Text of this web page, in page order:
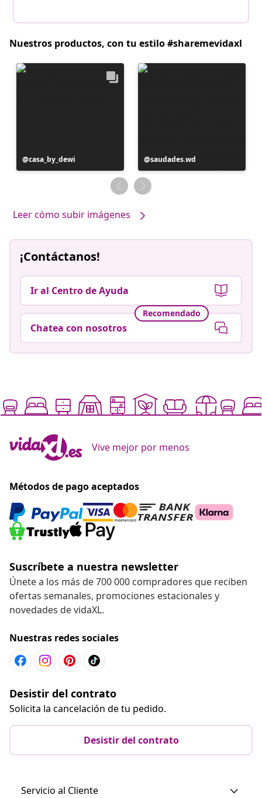
Nuestros productos, con tu estilo #sharemevidaxl
Publicación
realizada
casa_by_dewi
Publicación
realizada
por
saudades.wd
Leer cómo subir imágenes
¡Contáctanos!
Ir al Centro de Ayuda
Recomendado
Chatea con nosotros
Vive mejor por menos
Métodos de pago aceptados
Suscríbete a nuestra newsletter
Únete a los más de 700 000 compradores que reciben
ofertas semanales, promociones estacionales y
novedades de vidaXL.
Nuestras redes sociales
Desistir del contrato
Solicita la cancelación de tu pedido.
Desistir del contrato
Servicio al Cliente